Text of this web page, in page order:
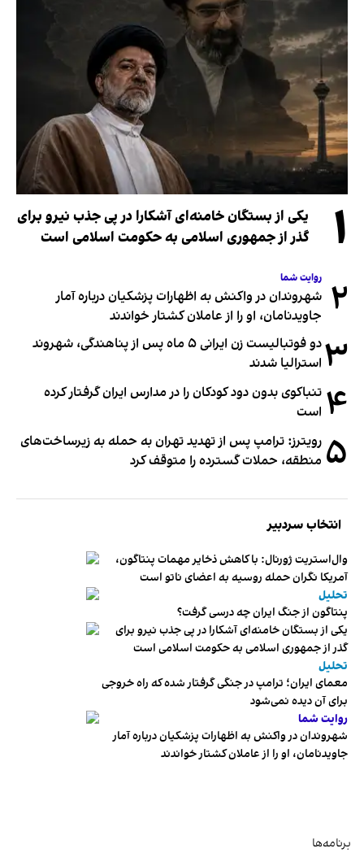
۱
یکی از بستگان خامنه‌ای آشکارا در پی جذب نیرو برای
گذر از جمهوری اسلامی به حکومت اسلامی است
۲ روایت شما
شهروندان در واکنش به اظهارات پزشکیان درباره آمار
جاویدنامان، او را از عاملان کشتار خواندند
۳
دو فوتبالیست زن ایرانی ۵ ماه پس از پناهندگی، شهروند
استرالیا شدند
۴ تنباکوی بدون دود کودکان را در مدارس ایران گرفتار کرده
است
۵ رویترز: ترامپ پس از تهدید تهران به حمله به زیرساخت‌های
منطقه، حملات گسترده را متوقف کرد
انتخاب سردبیر
وال‌استریت ژورنال: با کاهش ذخایر مهمات پنتاگون،
آمریکا نگران حمله روسیه به اعضای ناتو‌ است
تحلیل
پنتاگون از جنگ ایران چه درسی گرفت؟
یکی از بستگان خامنه‌ای آشکارا در پی جذب نیرو برای
گذر از جمهوری اسلامی به حکومت اسلامی است
تحلیل
معمای ایران؛ ترامپ در جنگی گرفتار شده که راه خروجی
برای آن دیده نمی‌شود
روایت شما
شهروندان در واکنش به اظهارات پزشکیان درباره آمار
جاویدنامان، او را از عاملان کشتار خواندند
برنامه‌ها